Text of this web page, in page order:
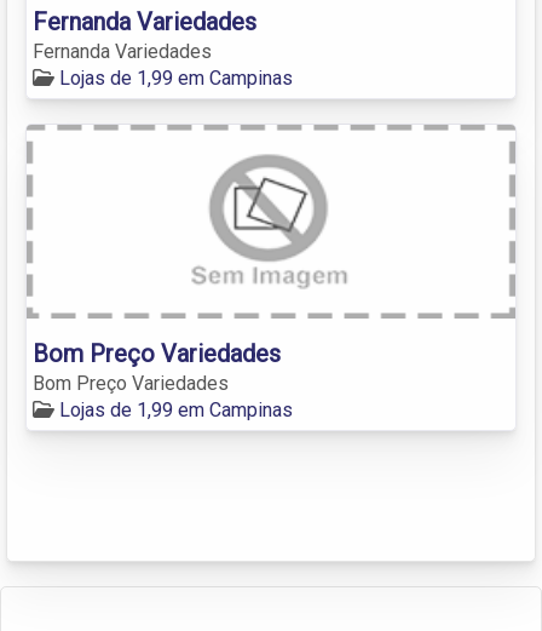
Fernanda Variedades
Fernanda Variedades
Lojas de 1,99 em Campinas
Bom Preço Variedades
Bom Preço Variedades
Lojas de 1,99 em Campinas